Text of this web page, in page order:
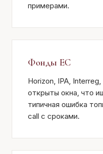
примерами.
Фонды ЕС
Horizon, IPA,
открыты окна, что
типичная ошибка
call с сроками.